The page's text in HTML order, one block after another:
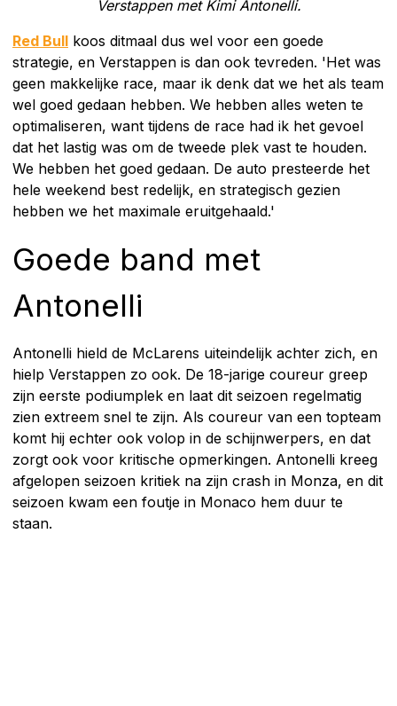
Verstappen met Kimi Antonelli.
Red Bull koos ditmaal dus wel voor een goede
strategie, en Verstappen is dan ook tevreden. 'Het was
geen makkelijke race, maar ik denk dat we het als team
wel goed gedaan hebben. We hebben alles weten te
optimaliseren, want tijdens de race had ik het gevoel
dat het lastig was om de tweede plek vast te houden.
We hebben het goed gedaan. De auto presteerde het
hele weekend best redelijk, en strategisch gezien
hebben we het maximale eruitgehaald.'
Goede band met
Antonelli
Antonelli hield de McLarens uiteindelijk achter zich, en
hielp Verstappen zo ook. De 18-jarige coureur greep
zijn eerste podiumplek en laat dit seizoen regelmatig
zien extreem snel te zijn. Als coureur van een topteam
komt hij echter ook volop in de schijnwerpers, en dat
zorgt ook voor kritische opmerkingen. Antonelli kreeg
afgelopen seizoen kritiek na zijn crash in Monza, en dit
seizoen kwam een foutje in Monaco hem duur te
staan.